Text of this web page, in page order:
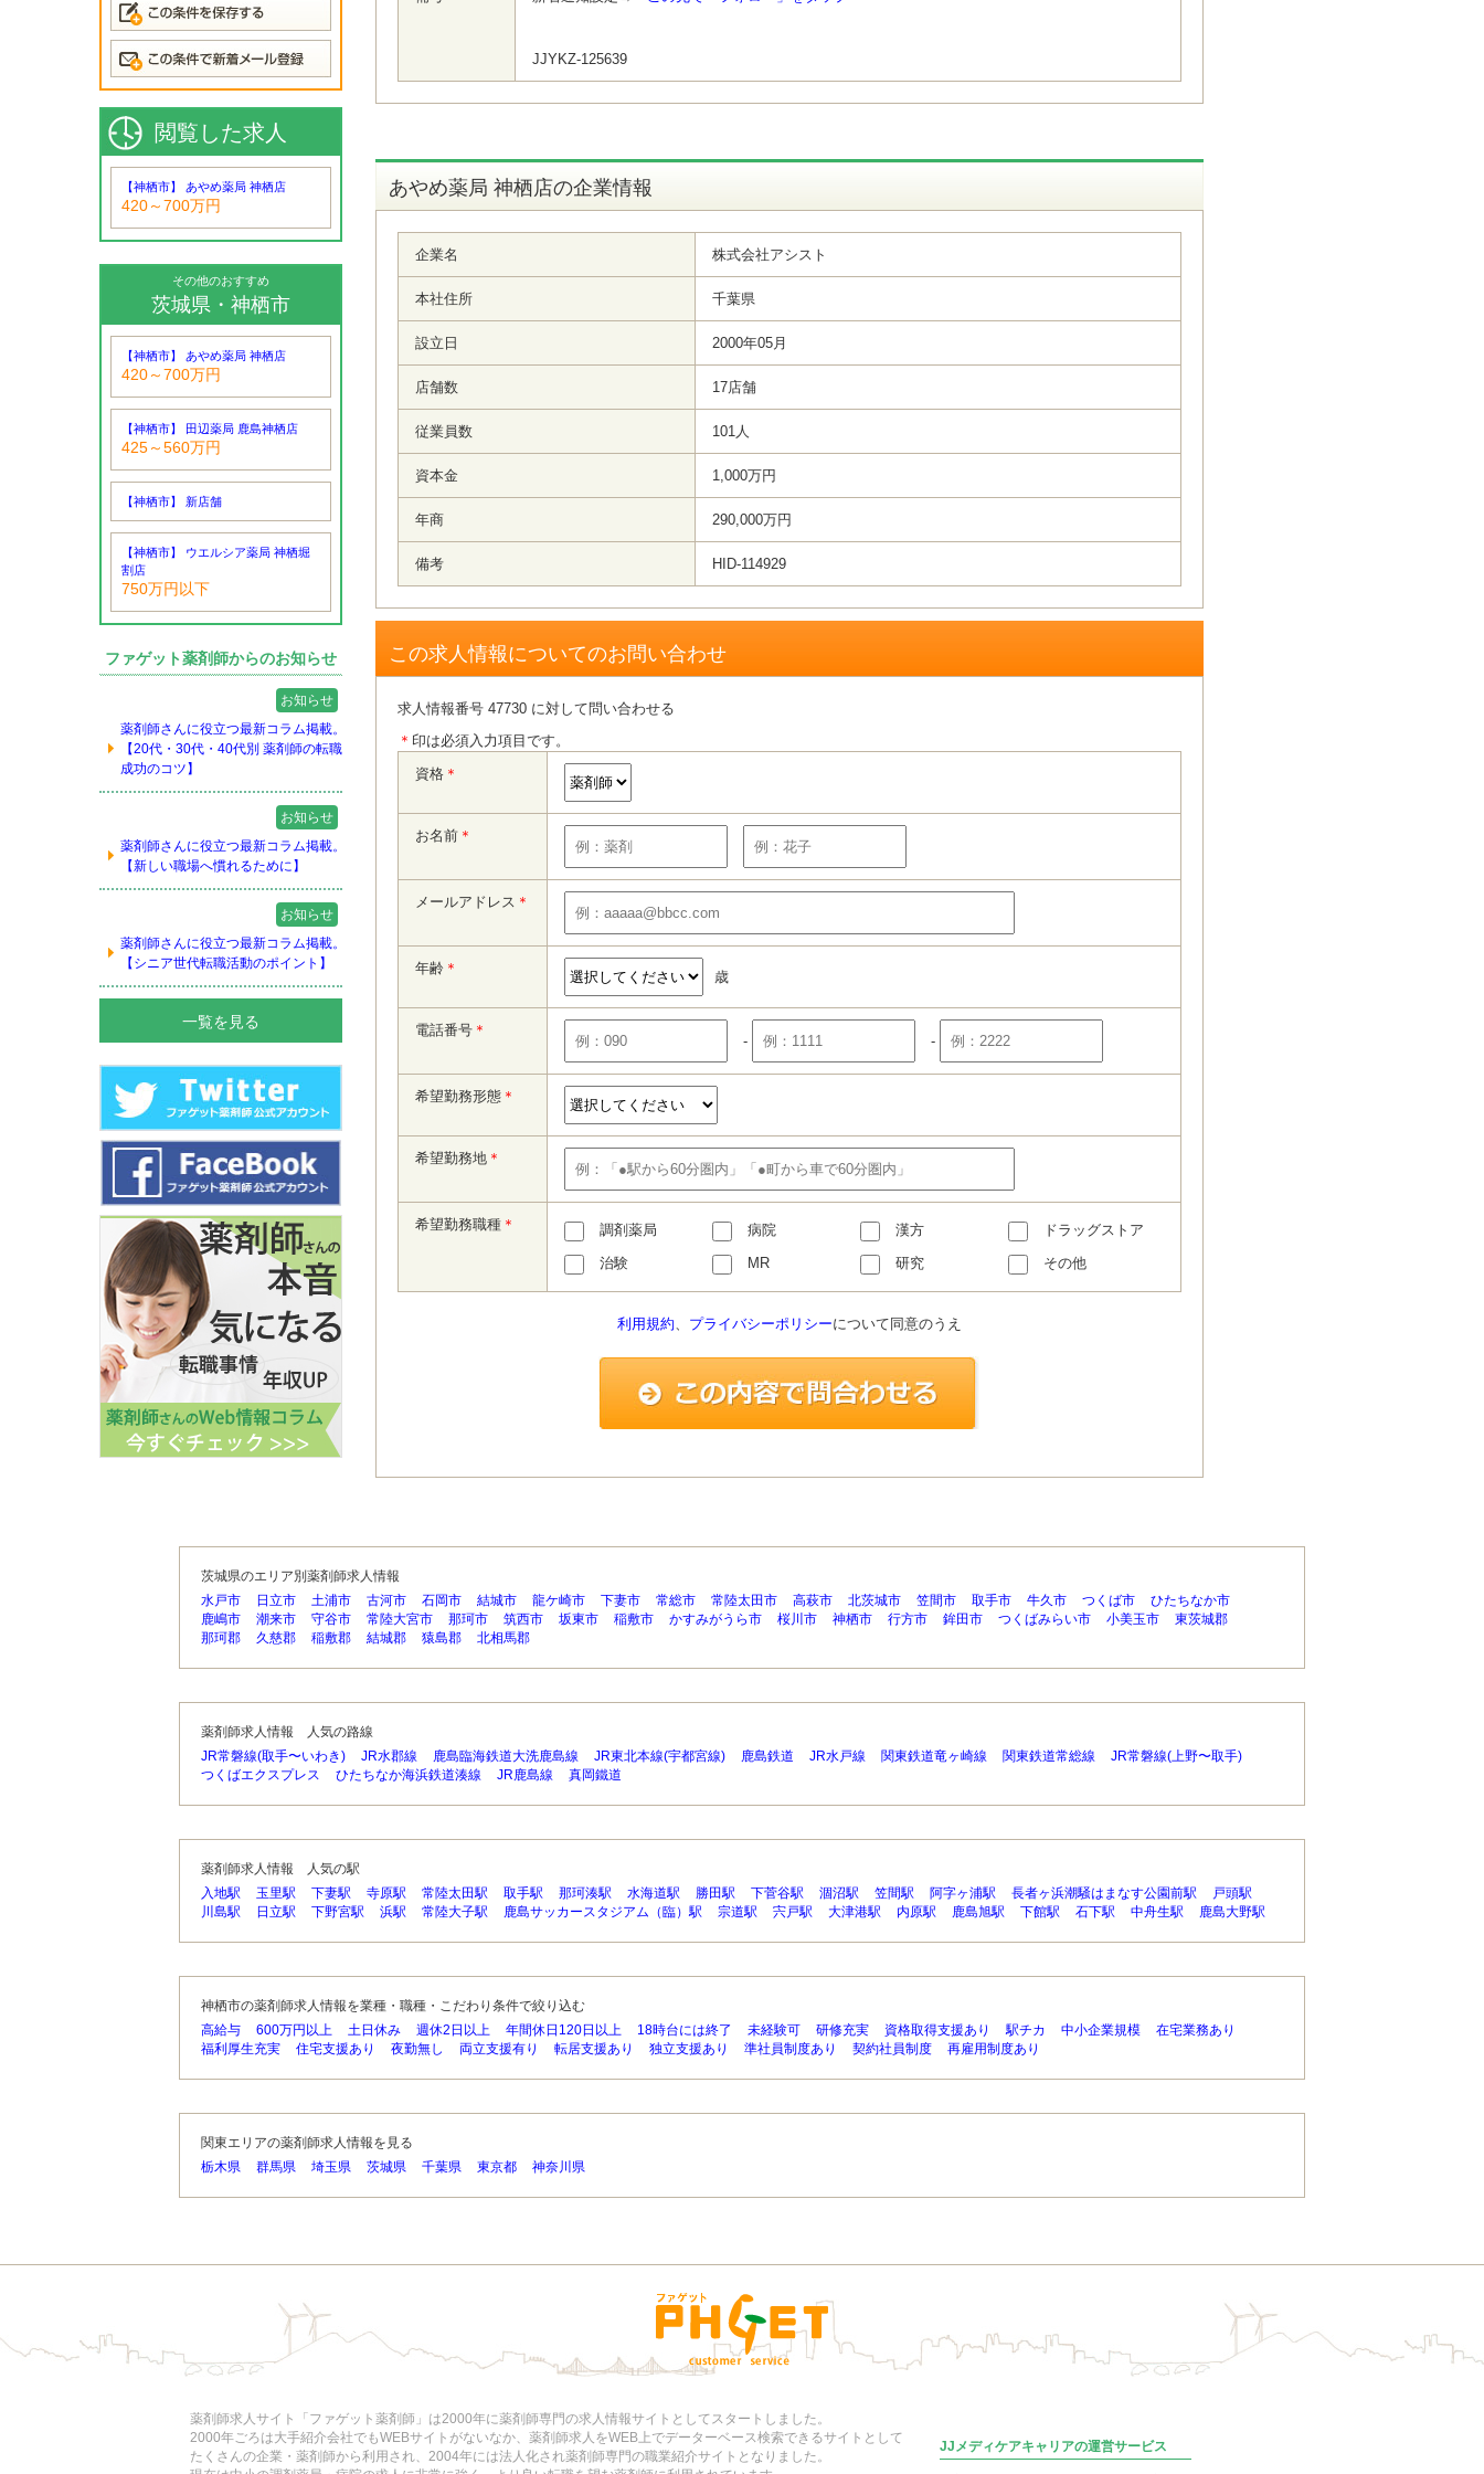
閲覧した求人
【神栖市】 あやめ薬局 神栖店
420～700万円
その他のおすすめ
茨城県・神栖市
【神栖市】 あやめ薬局 神栖店
420～700万円
【神栖市】 田辺薬局 鹿島神栖店
425～560万円
【神栖市】 新店舗
【神栖市】 ウエルシア薬局 神栖堀
割店
750万円以下
ファゲット薬剤師からのお知らせ
お知らせ
薬剤師さんに役立つ最新コラム掲載。
【20代・30代・40代別 薬剤師の転職
成功のコツ】
お知らせ
薬剤師さんに役立つ最新コラム掲載。
【新しい職場へ慣れるために】
お知らせ
薬剤師さんに役立つ最新コラム掲載。
【シニア世代転職活動のポイント】
一覧を見る
JJYKZ-125639
あやめ薬局 神栖店の企業情報
企業名 株式会社アシスト
本社住所 千葉県
設立日 2000年05月
店舗数 17店舗
従業員数 101人
資本金 1,000万円
年商 290,000万円
備考 HID-114929
この求人情報についてのお問い合わせ
求人情報番号 47730 に対して問い合わせる
＊ 印は必須入力項目です。
資格＊
お名前＊
メールアドレス ＊
年齢＊ 歳
電話番号＊
- -
希望勤務形態＊
希望勤務地＊
希望勤務職種＊ 調剤薬局 病院 漢方
ドラッグストア
治験
MR 研究 その他
利用規約、 プライバシーポリシーについて同意のうえ
茨城県のエリア別薬剤師求人情報
水戸市
日立市 土浦市 古河市 石岡市 結城市 龍ケ崎市 下妻市 常総市 常陸太田市 高萩市 北茨城市 笠間市 取手市 牛久市 つくば市
ひたちなか市
鹿嶋市
潮来市 守谷市 常陸大宮市 那珂市 筑西市 坂東市 稲敷市 かすみがうら市 桜川市 神栖市 行方市 鉾田市 つくばみらい市 小美玉市
東茨城郡
那珂郡
久慈郡 稲敷郡 結城郡 猿島郡 北相馬郡
薬剤師求人情報 人気の路線
JR常磐線(取手〜いわき)
JR水郡線 鹿島臨海鉄道大洗鹿島線 JR東北本線(宇都宮線) 鹿島鉄道 JR水戸線 関東鉄道竜ヶ崎線 関東鉄道常総線
JR常磐線(上野〜取手)
つくばエクスプレス
ひたちなか海浜鉄道湊線 JR鹿島線 真岡鐵道
薬剤師求人情報 人気の駅
入地駅
玉里駅 下妻駅 寺原駅 常陸太田駅 取手駅 那珂湊駅 水海道駅 勝田駅 下菅谷駅 涸沼駅 笠間駅 阿字ヶ浦駅 長者ヶ浜潮騒はまなす公園前駅
戸頭駅
川島駅
日立駅 下野宮駅 浜駅 常陸大子駅 鹿島サッカースタジアム（臨）駅 宗道駅 宍戸駅 大津港駅 内原駅 鹿島旭駅 下館駅 石下駅 中舟生駅 鹿島大野駅
神栖市の薬剤師求人情報を業種・職種・こだわり条件で絞り込む
高給与
600万円以上 土日休み 週休2日以上 年間休日120日以上 18時台には終了 未経験可 研修充実 資格取得支援あり 駅チカ 中小企業規模
在宅業務あり
福利厚生充実
住宅支援あり 夜勤無し 両立支援有り 転居支援あり 独立支援あり 準社員制度あり 契約社員制度 再雇用制度あり
関東エリアの薬剤師求人情報を見る
栃木県
群馬県 埼玉県 茨城県 千葉県 東京都 神奈川県
薬剤師求人サイト「ファゲット薬剤師」は2000年に薬剤師専門の求人情報サイトとしてスタートしました。
2000年ごろは大手紹介会社でもWEBサイトがないなか、薬剤師求人をWEB上でデーターベース検索できるサイトとして
たくさんの企業・薬剤師から利用され、2004年には法人化され薬剤師専門の職業紹介サイトとなりました。
JJメディケアキャリアの運営サービス